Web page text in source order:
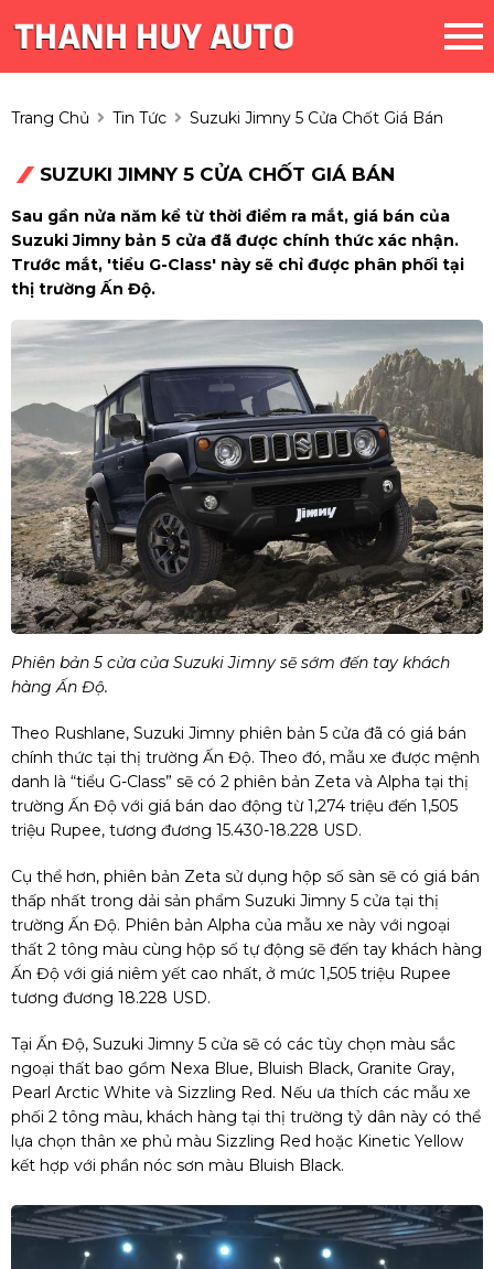
Trang Chủ Tin Tức Suzuki Jimny 5 Cửa Chốt Giá Bán
SUZUKI JIMNY 5 CỬA CHỐT GIÁ BÁN
Sau gần nửa năm kể từ thời điểm ra mắt, giá bán của
Suzuki Jimny bản 5 cửa đã được chính thức xác nhận.
Trước mắt, 'tiểu G-Class' này sẽ chỉ được phân phối tại
thị trường Ấn Độ.
Phiên bản 5 cửa của Suzuki Jimny sẽ sớm đến tay khách
hàng Ấn Độ.
Theo Rushlane, Suzuki Jimny phiên bản 5 cửa đã có giá bán
chính thức tại thị trường Ấn Độ. Theo đó, mẫu xe được mệnh
danh là “tiểu G-Class” sẽ có 2 phiên bản Zeta và Alpha tại thị
trường Ấn Độ với giá bán dao động từ 1,274 triệu đến 1,505
triệu Rupee, tương đương 15.430-18.228 USD.
Cụ thể hơn, phiên bản Zeta sử dụng hộp số sàn sẽ có giá bán
thấp nhất trong dải sản phẩm Suzuki Jimny 5 cửa tại thị
trường Ấn Độ. Phiên bản Alpha của mẫu xe này với ngoại
thất 2 tông màu cùng hộp số tự động sẽ đến tay khách hàng
Ấn Độ với giá niêm yết cao nhất, ở mức 1,505 triệu Rupee
tương đương 18.228 USD.
Tại Ấn Độ, Suzuki Jimny 5 cửa sẽ có các tùy chọn màu sắc
ngoại thất bao gồm Nexa Blue, Bluish Black, Granite Gray,
Pearl Arctic White và Sizzling Red. Nếu ưa thích các mẫu xe
phối 2 tông màu, khách hàng tại thị trường tỷ dân này có thể
lựa chọn thân xe phủ màu Sizzling Red hoặc Kinetic Yellow
kết hợp với phần nóc sơn màu Bluish Black.